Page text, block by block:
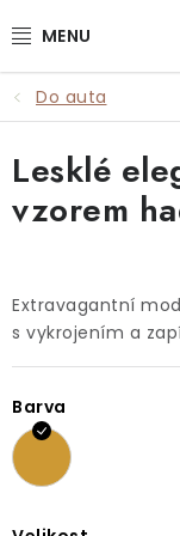
na
ŽENY
MUŽI
DOPLŇKY
DÁRKOVÉ POUKAZY
OUTLET
VŠECHNY
Do auta
Extravagantní
s vykrojením a
Barva
Lesklé
vzorem